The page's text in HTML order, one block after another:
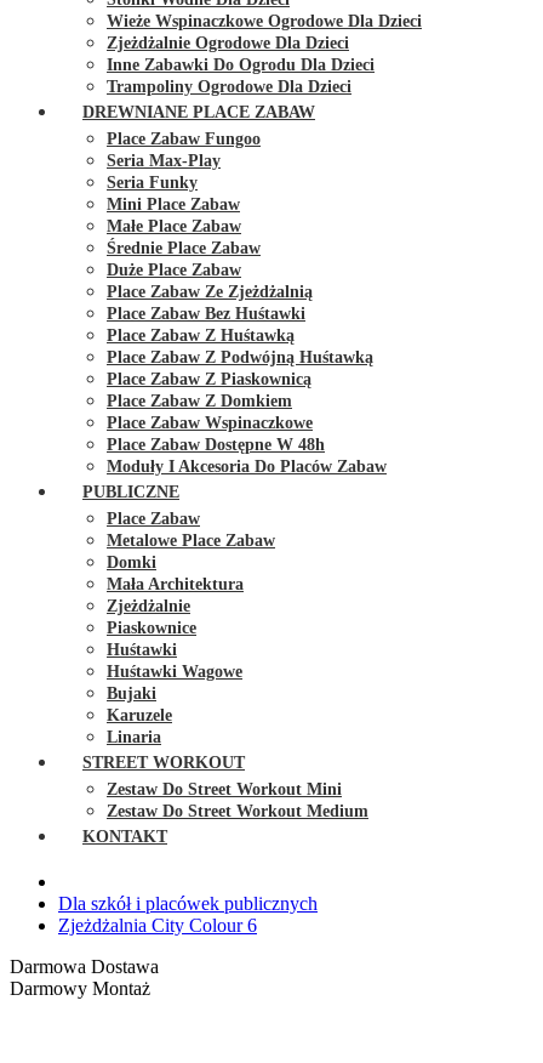
Wieże Wspinaczkowe Ogrodowe Dla Dzieci
Zjeżdżalnie Ogrodowe Dla Dzieci
Inne Zabawki Do Ogrodu Dla Dzieci
Trampoliny Ogrodowe Dla Dzieci
DREWNIANE PLACE ZABAW
Place Zabaw Fungoo
Seria Max-Play
Seria Funky
Mini Place Zabaw
Małe Place Zabaw
Średnie Place Zabaw
Duże Place Zabaw
Place Zabaw Ze Zjeżdżalnią
Place Zabaw Bez Huśtawki
Place Zabaw Z Huśtawką
Place Zabaw Z Podwójną Huśtawką
Place Zabaw Z Piaskownicą
Place Zabaw Z Domkiem
Place Zabaw Wspinaczkowe
Place Zabaw Dostępne W 48h
Moduły I Akcesoria Do Placów Zabaw
PUBLICZNE
Place Zabaw
Metalowe Place Zabaw
Domki
Mała Architektura
Zjeżdżalnie
Piaskownice
Huśtawki
Huśtawki Wagowe
Bujaki
Karuzele
Linaria
STREET WORKOUT
Zestaw Do Street Workout Mini
Zestaw Do Street Workout Medium
KONTAKT
Dla szkół i placówek publicznych
Zjeżdżalnia City Colour 6
Darmowa Dostawa
Darmowy Montaż